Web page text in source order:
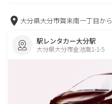
大分県大分市賀来南一丁目から
駅レンタカー大分駅
大分県大分市金池南1-1-5